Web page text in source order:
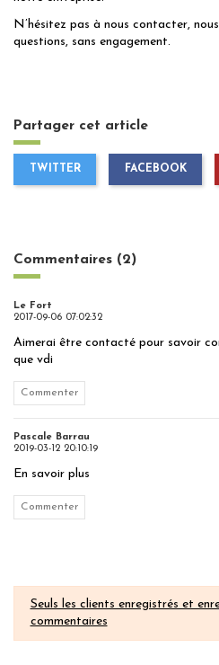
N’hésitez pas à nous contacter,
questions, sans engagement.
Partager cet article
TWITTER FACEBOOK
Commentaires (2)
Le Fort
2017-09-06 07:02:32
Aimerai être contacté pour savoir
que vdi
Commenter
Pascale Barrau
2019-03-12 20:10:19
En savoir plus
Commenter
Seuls les clients enregistrés et
commentaires